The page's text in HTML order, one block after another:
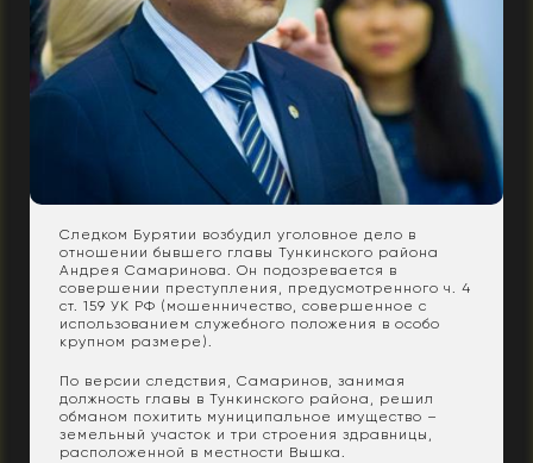
Следком Бурятии возбудил уголовное дело в
отношении бывшего главы Тункинского района
Андрея Самаринова. Он подозревается в
совершении преступления, предусмотренного ч. 4
ст. 159 УК РФ (мошенничество, совершенное с
использованием служебного положения в особо
крупном размере).
По версии следствия, Самаринов, занимая
должность главы в Тункинского района, решил
обманом похитить муниципальное имущество –
земельный участок и три строения здравницы,
расположенной в местности Вышка.